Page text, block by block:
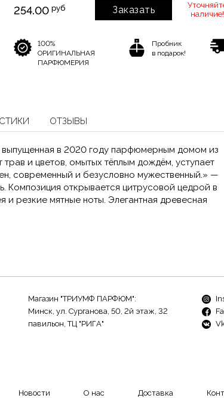
254.00 руб Заказать
наличие!
100%
ОРИГИНАЛЬНАЯ
ПАРФЮМЕРИЯ
Пробник
в подарок!
ОТЗЫВЫ
выпущенная в 2020 году парфюмерным домом из
и цветов, омытых тёплым дождём, уступает
современный и безусловно мужественный.» —
Композиция открывается цитрусовой цедрой в
резкие мятные ноты. Элегантная древесная
Магазин "ТРИУМФ ПАРФЮМ":
Минск, ул. Сурганова, 50, 2й этаж, 32
павильон, ТЦ "РИГА"
Новости О нас Доставка